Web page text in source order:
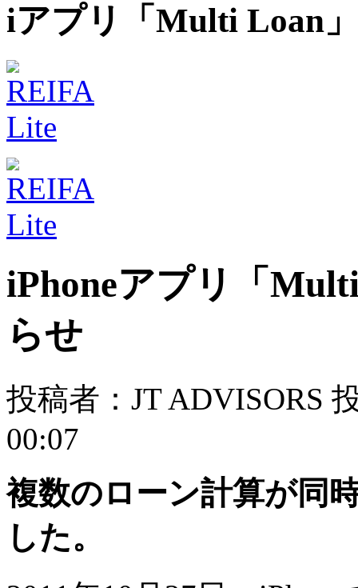
iアプリ「Multi Loan」
iPhoneアプリ「
らせ
投稿者：JT ADVISORS
00:07
複数のローン計算が同
した。